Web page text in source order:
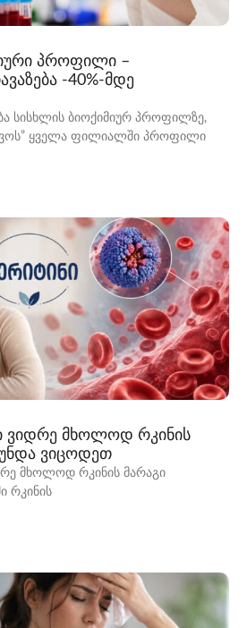
პროფილი –
-40%-მდე
სისხლის ბიოქიმიურ პროფილზე,
ყველა ფილიალში პროფილი
ვიდრე მხოლოდ რკინის
ვიცოდეთ
მხოლოდ რკინის მარაგი
რკინის